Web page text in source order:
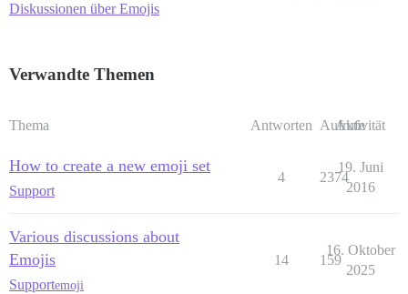
Diskussionen über Emojis
Verwandte Themen
Thema Antworten Aufrufe
Aktivität
How to create a new emoji set
Support
4 2374
19. Juni
2016
Various discussions about
Emojis
Supportemoji
14 159
16. Oktober
2025